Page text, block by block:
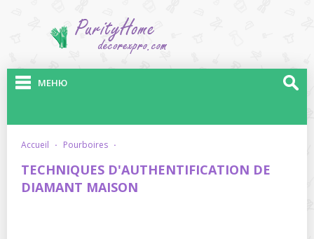
МЕНЮ
accueil · pourboires ·
TECHNIQUES D'AUTHENTIFICATION DE
DIAMANT MAISON